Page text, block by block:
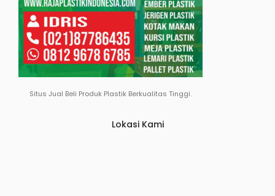
Situs Jual Beli Produk Plastik Berkualitas Tinggi.
Lokasi Kami